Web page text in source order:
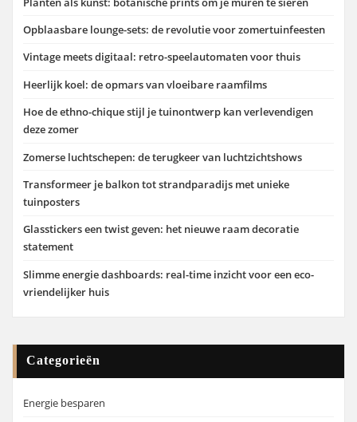
Opblaasbare lounge-sets: de revolutie voor zomertuinfeesten
Vintage meets digitaal: retro-speelautomaten voor thuis
Heerlijk koel: de opmars van vloeibare raamfilms
Hoe de ethno-chique stijl je tuinontwerp kan verlevendigen
deze zomer
Zomerse luchtschepen: de terugkeer van luchtzichtshows
Transformeer je balkon tot strandparadijs met unieke
tuinposters
Glasstickers een twist geven: het nieuwe raam decoratie
statement
Slimme energie dashboards: real-time inzicht voor een eco-
vriendelijker huis
Categorieën
Energie besparen